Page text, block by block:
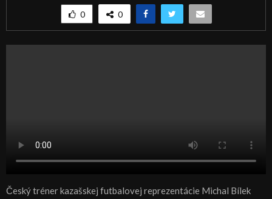
0 0
Český tréner kazašskej futbalovej reprezentácie Michal Bílek